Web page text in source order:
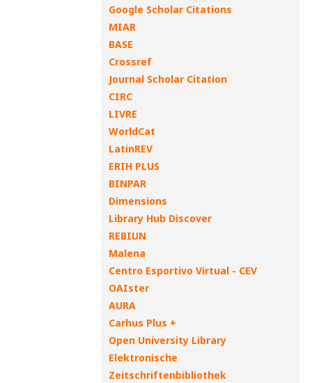
Google Scholar Citations
MIAR
BASE
Crossref
Journal Scholar Citation
CIRC
LIVRE
WorldCat
LatinREV
ERIH PLUS
BINPAR
Dimensions
Library Hub Discover
REBIUN
Malena
Centro Esportivo Virtual - CEV
OAIster
AURA
Carhus Plus +
Open University Library
Elektronische
Zeitschriftenbibliothek